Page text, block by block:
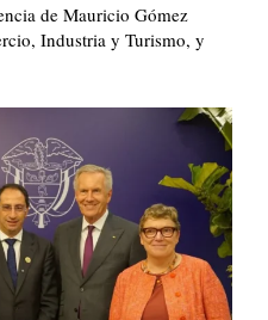
de Mauricio Gómez
Industria y Turismo, y